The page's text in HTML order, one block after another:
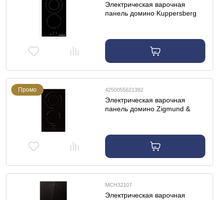
Электрическая варочная
панель домино Kuppersberg
Промо 4250055621392
Электрическая варочная
панель домино Zigmund &
MCH32107
Электрическая варочная